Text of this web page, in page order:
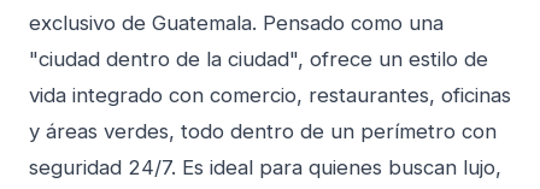
exclusivo de Guatemala. Pensado como una
"ciudad dentro de la ciudad", ofrece un estilo de
vida integrado con comercio, restaurantes, oficinas
y áreas verdes, todo dentro de un perímetro con
seguridad 24/7. Es ideal para quienes buscan lujo,